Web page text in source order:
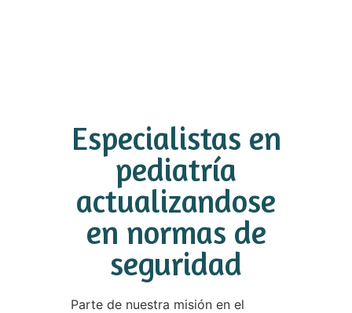
Especialistas en
pediatría
actualizandose
en normas de
seguridad
Parte de nuestra misión en el